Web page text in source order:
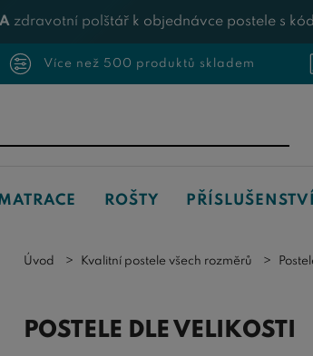
zdravotní polštář k objednávce postele s
Více než 500 produktů skladem
ROŠTY PŘÍSLUŠENSTVÍ
Úvod Kvalitní postele všech rozměrů
POSTELE DLE VELIKOSTI